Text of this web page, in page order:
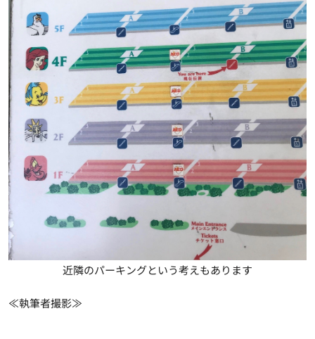
近隣のパーキングという考えもあります
≪執筆者撮影≫